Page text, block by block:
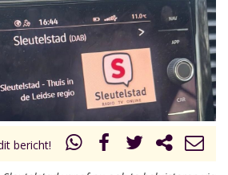
uur 1 van 0 Volgend uur
bericht!